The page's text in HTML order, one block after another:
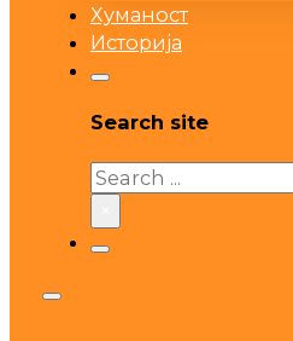
Хуманост
Историја
Search site
Search